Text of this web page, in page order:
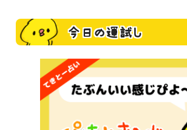
今日の運試し